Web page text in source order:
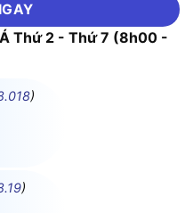
Thứ 2 - Thứ 7 (8h00 -
)
)